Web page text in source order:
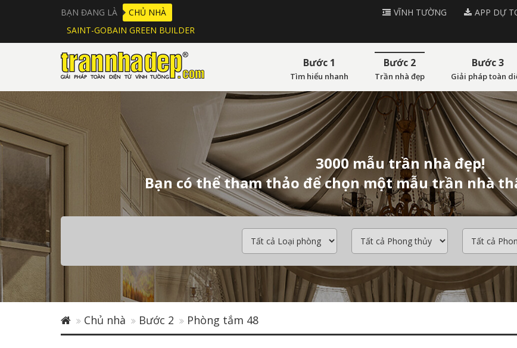
BẠN ĐANG LÀ
CHỦ NHÀ
SAINT-GOBAIN GREEN BUILDER
VĨNH TƯỜNG APP DỰ
Bước 1
Tìm hiểu nhanh
Bước 2
Trần nhà đẹp
Bước 3
Giải pháp toàn
3000 mẫu trần nhà đẹp!
Bạn có thể tham thảo để chọn một mẫu trần nhà
Chủ nhà Bước 2 Phòng tắm 48